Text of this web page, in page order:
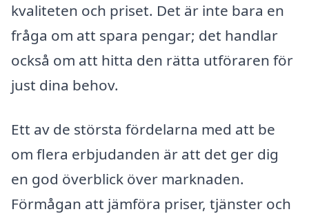
kvaliteten och priset. Det är inte bara en
fråga om att spara pengar; det handlar
också om att hitta den rätta utföraren för
just dina behov.
Ett av de största fördelarna med att be
om flera erbjudanden är att det ger dig
en god överblick över marknaden.
Förmågan att jämföra priser, tjänster och